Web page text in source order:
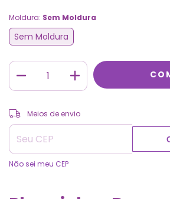
Moldura: Sem Moldura
Sem Moldura
Entregas para o CEP:
Meios de envio
Não sei meu CEP